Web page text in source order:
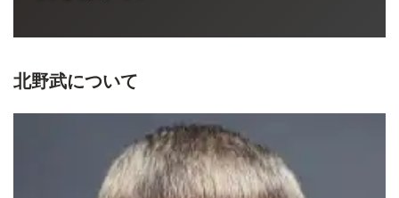
北野武について